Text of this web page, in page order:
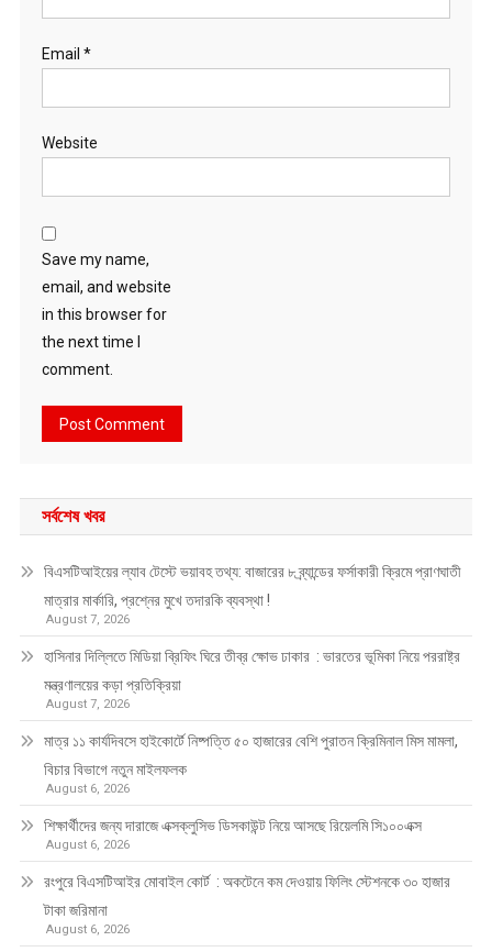
Email *
Website
Save my name,
email, and website
in this browser for
the next time I
comment.
সর্বশেষ খবর
বিএসটিআইয়ের ল্যাব টেস্টে ভয়াবহ তথ্য: বাজারের ৮ ব্র্যান্ডের ফর্সাকারী ক্রিমে প্রাণঘাতী
মাত্রার মার্কারি, প্রশ্নের মুখে তদারকি ব্যবস্থা !
August 7, 2026
হাসিনার দিল্লিতে মিডিয়া ব্রিফিং ঘিরে তীব্র ক্ষোভ ঢাকার : ভারতের ভূমিকা নিয়ে পররাষ্ট্র
মন্ত্রণালয়ের কড়া প্রতিক্রিয়া
August 7, 2026
মাত্র ১১ কার্যদিবসে হাইকোর্টে নিষ্পত্তি ৫০ হাজারের বেশি পুরাতন ক্রিমিনাল মিস মামলা,
বিচার বিভাগে নতুন মাইলফলক
August 6, 2026
শিক্ষার্থীদের জন্য দারাজে এক্সক্লুসিভ ডিসকাউন্ট নিয়ে আসছে রিয়েলমি সি১০০এক্স
August 6, 2026
রংপুরে বিএসটিআইর মোবাইল কোর্ট : অকটেনে কম দেওয়ায় ফিলিং স্টেশনকে ৩০ হাজার
টাকা জরিমানা
August 6, 2026